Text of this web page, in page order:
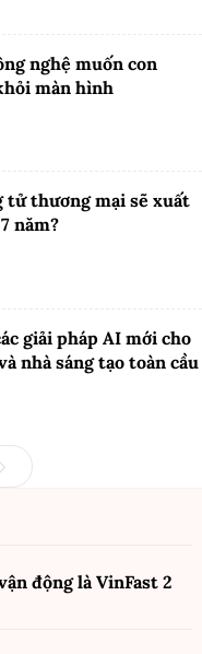
nghệ muốn con
màn hình
tử thương mại sẽ xuất
năm?
giải pháp AI mới cho
nhà sáng tạo toàn cầu
động là VinFast 2